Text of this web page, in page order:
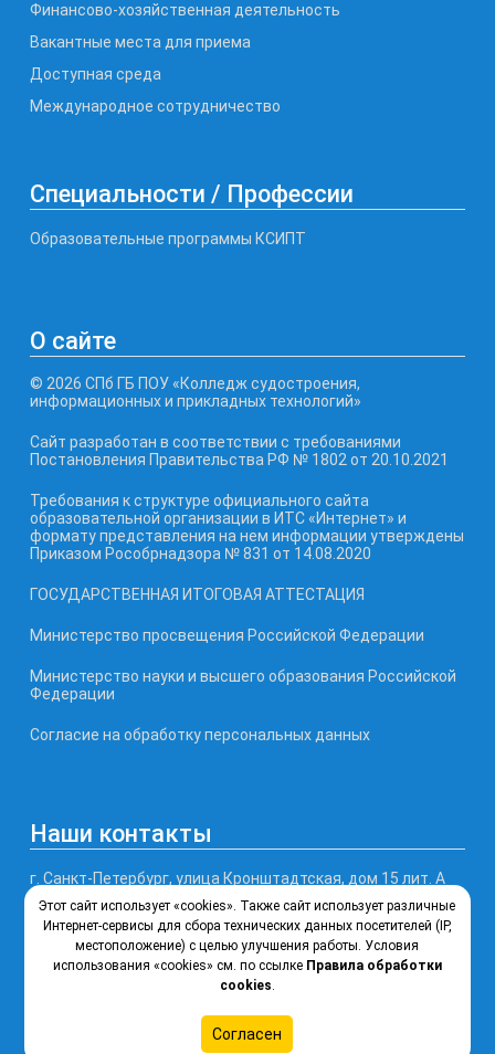
Финансово-хозяйственная деятельность
Вакантные места для приема
Доступная среда
Международное сотрудничество
Специальности / Профессии
Образовательные программы КСИПТ
О сайте
© 2026 СПб ГБ ПОУ «Колледж судостроения,
информационных и прикладных технологий»
Сайт разработан в соответствии с требованиями
Постановления Правительства РФ № 1802 от 20.10.2021
Требования к структуре официального сайта
образовательной организации в ИТС «Интернет» и
формату представления на нем информации утверждены
Приказом Рособрнадзора № 831 от 14.08.2020
ГОСУДАРСТВЕННАЯ ИТОГОВАЯ АТТЕСТАЦИЯ
Министерство просвещения Российской Федерации
Министерство науки и высшего образования Российской
Федерации
Согласие на обработку персональных данных
Наши контакты
г. Санкт-Петербург, улица Кронштадтская, дом 15 лит. А
Телефон, факс: (812) 246-77-99
Почта: ksipt@obr.gov.spb.ru
Этот сайт использует «cookies». Также сайт использует различные
Интернет-сервисы для сбора технических данных посетителей (IP,
местоположение) с целью улучшения работы. Условия
использования «cookies» см. по ссылке Правила обработки
cookies.
Согласен